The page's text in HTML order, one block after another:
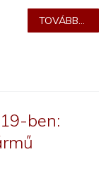
TOVÁBB...
ben: